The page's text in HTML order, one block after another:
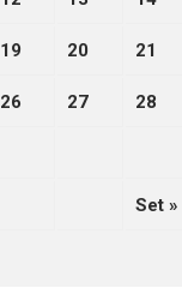
19 20 21
26 27 28
Set »